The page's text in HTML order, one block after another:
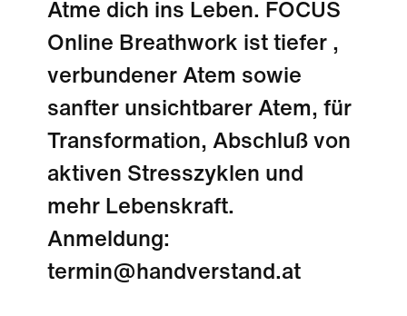
Atme dich ins Leben. FOCUS
Online Breathwork ist tiefer ,
verbundener Atem sowie
sanfter unsichtbarer Atem, für
Transformation, Abschluß von
aktiven Stresszyklen und
mehr Lebenskraft.
Anmeldung:
termin@handverstand.at